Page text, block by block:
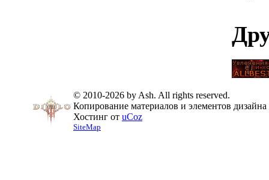
© 2010-2026 by Ash. All rights reserved.
Копирование материалов и элементов
Хостинг от uCoz
SiteMap